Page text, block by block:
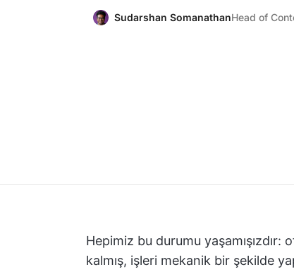
Sudarshan SomanathanHead of
Hepimiz bu durumu yaşamışızdır:
kalmış, işleri mekanik bir şekilde